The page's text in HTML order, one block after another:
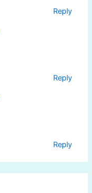
Reply
Reply
Reply